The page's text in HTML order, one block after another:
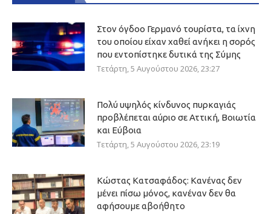
Στον όγδοο Γερμανό τουρίστα, τα ίχνη
του οποίου είχαν χαθεί ανήκει η σορός
που εντοπίστηκε δυτικά της Σύμης
Τετάρτη, 5 Αυγούστου 2026, 23:27
Πολύ υψηλός κίνδυνος πυρκαγιάς
προβλέπεται αύριο σε Αττική, Βοιωτία
και Εύβοια
Τετάρτη, 5 Αυγούστου 2026, 23:19
Κώστας Κατσαφάδος: Κανένας δεν
μένει πίσω μόνος, κανέναν δεν θα
αφήσουμε αβοήθητο